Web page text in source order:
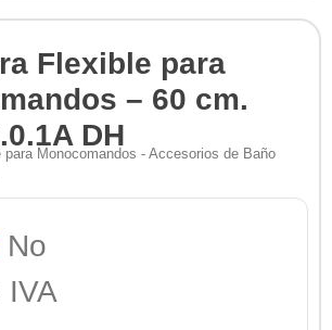
Flexible para
– 60 cm.
DH
para Monocomandos - Accesorios de Baño
No
IVA